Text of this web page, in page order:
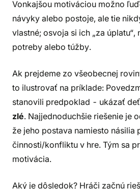
Vonkajšou motiváciou možno
návyky alebo postoje, ale tie
vlastné; osvoja si ich „za úplatu“,
potreby alebo túžby.
Ak prejdeme zo všeobecnej
to ilustrovať na príklade:
stanovili predpoklad - ukázať
zlé. Najjednoduchšie riešenie je
že jeho postava namiesto násilia
činnosti/konfliktu v hre. Tým sa
motivácia.
Aký je dôsledok? Hráči začnú